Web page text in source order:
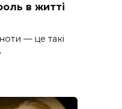
в житті
— це такі